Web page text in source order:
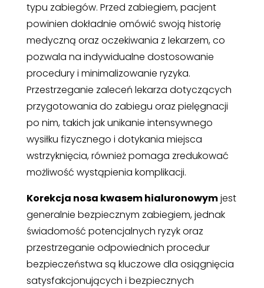
typu zabiegów. Przed zabiegiem, pacjent
powinien dokładnie omówić swoją historię
medyczną oraz oczekiwania z lekarzem, co
pozwala na indywidualne dostosowanie
procedury i minimalizowanie ryzyka.
Przestrzeganie zaleceń lekarza dotyczących
przygotowania do zabiegu oraz pielęgnacji
po nim, takich jak unikanie intensywnego
wysiłku fizycznego i dotykania miejsca
wstrzyknięcia, również pomaga zredukować
możliwość wystąpienia komplikacji.
Korekcja nosa kwasem hialuronowymjest
generalnie bezpiecznym zabiegiem, jednak
świadomość potencjalnych ryzyk oraz
przestrzeganie odpowiednich procedur
bezpieczeństwa są kluczowe dla osiągnięcia
satysfakcjonujących i bezpiecznych